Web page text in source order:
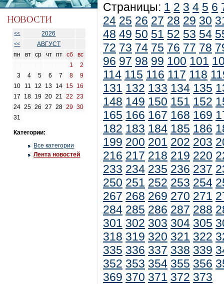
<< 2026
<<
АВГУСТ
пн
вт ср чт пт сб
вс
1
2
3
4 5 6 7 8
9
10
11 12 13 14 15 16
17
18 19 20 21 22
23
24 25 26 27 28 29 30
31
Категории:
Все категории
Лента новостей
Страницы: 1 2 3 4 5 6
24 25 26 27 28 29 30
48 49 50 51 52 53 54
72 73 74 75 76 77 78
96 97 98 99 100 101
114 115 116 117 118
131 132 133 134 135
148 149 150 151 152
165 166 167 168 169
182 183 184 185 186
199 200 201 202 203
216 217 218 219 220
233 234 235 236 237
250 251 252 253 254
267 268 269 270 271
284 285 286 287 288
301 302 303 304 305
318 319 320 321 322
335 336 337 338 339
352 353 354 355 356
369 370 371 372 373